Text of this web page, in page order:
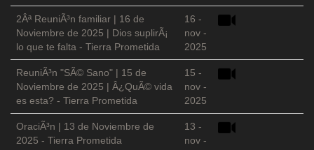
2Âª ReuniÃ³n familiar | 16 de
Noviembre de 2025 | Dios suplirÃ¡
lo que te falta - Tierra Prometida
16 -
nov -
2025
ReuniÃ³n "SÃ© Sano" | 15 de
Noviembre de 2025 | Â¿QuÃ© vida
es esta? - Tierra Prometida
15 -
nov -
2025
OraciÃ³n | 13 de Noviembre de
2025 - Tierra Prometida
13 -
nov -